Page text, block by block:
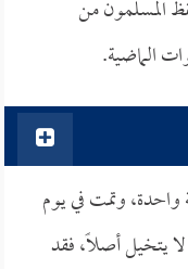
المسلمون من
الماضية.
وتمت في يوم
يتخيل أصلاً، فقد